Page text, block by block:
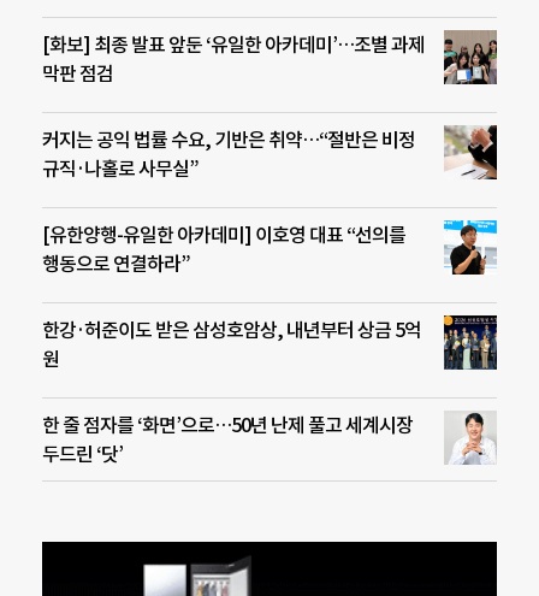
[화보] 최종 발표 앞둔 ‘유일한 아카데미’…조별 과제
막판 점검
커지는 공익 법률 수요, 기반은 취약…“절반은 비정
규직·나홀로 사무실”
[유한양행-유일한 아카데미] 이호영 대표 “선의를
행동으로 연결하라”
한강·허준이도 받은 삼성호암상, 내년부터 상금 5억
원
한 줄 점자를 ‘화면’으로…50년 난제 풀고 세계시장
두드린 ‘닷’